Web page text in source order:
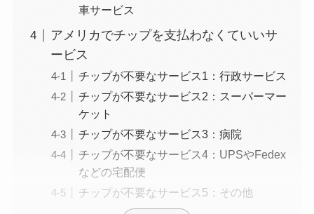
車サービス
アメリカでチップを支払わなくていいサ
ービス
チップが不要なサービス1：行政サービス
チップが不要なサービス2：スーパーマー
ケット
チップが不要なサービス3：病院
チップが不要なサービス4：UPSやFedex
などの宅配便
チップが不要なサービス5：その他